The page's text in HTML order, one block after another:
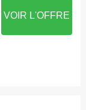
VOIR L'OFFRE